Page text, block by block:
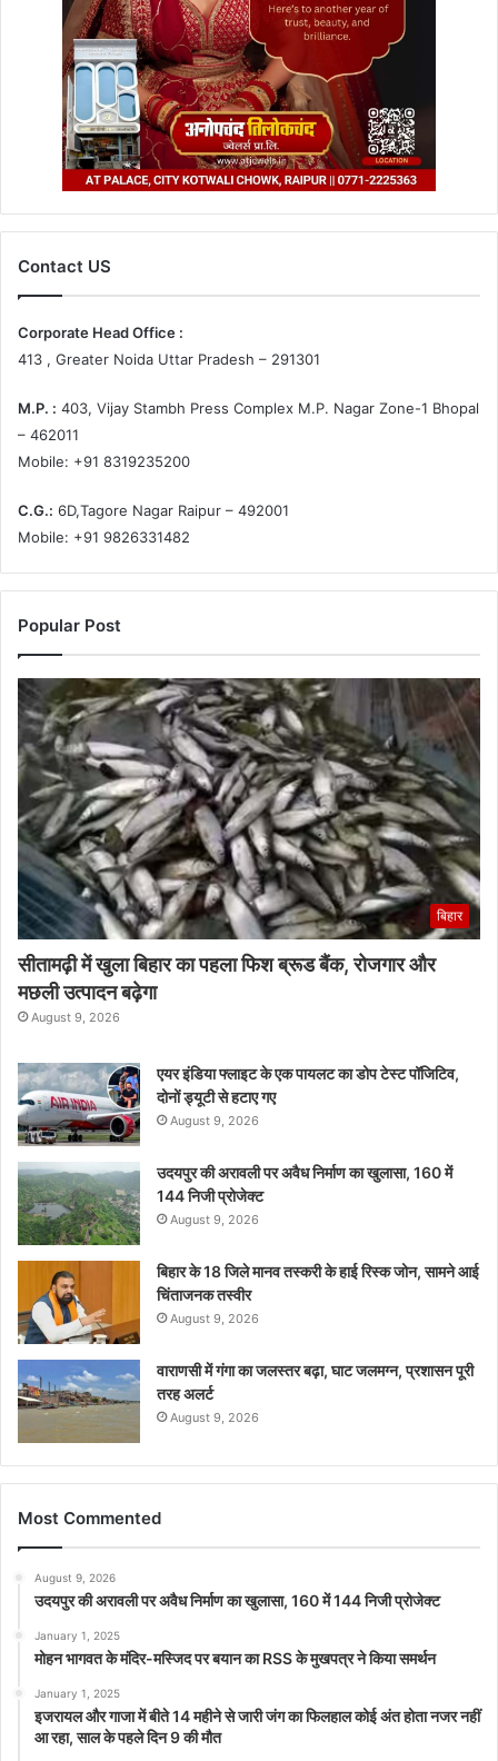
Contact US
Corporate Head Office :
413 , Greater Noida Uttar Pradesh – 291301
M.P. : 403, Vijay Stambh Press Complex M.P. Nagar Zone-1 Bhopal
– 462011
Mobile: +91 8319235200
C.G.: 6D,Tagore Nagar Raipur – 492001
Mobile: +91 9826331482
Popular Post
बिहार
सीतामढ़ी में खुला बिहार का पहला फिश ब्रूड बैंक, रोजगार और
मछली उत्पादन बढ़ेगा
August 9, 2026
एयर इंडिया फ्लाइट के एक पायलट का डोप टेस्ट पॉजिटिव,
दोनों ड्यूटी से हटाए गए
August 9, 2026
उदयपुर की अरावली पर अवैध निर्माण का खुलासा, 160 में
144 निजी प्रोजेक्ट
August 9, 2026
बिहार के 18 जिले मानव तस्करी के हाई रिस्क जोन, सामने आई
चिंताजनक तस्वीर
August 9, 2026
वाराणसी में गंगा का जलस्तर बढ़ा, घाट जलमग्न, प्रशासन पूरी
तरह अलर्ट
August 9, 2026
Most Commented
August 9, 2026
उदयपुर की अरावली पर अवैध निर्माण का खुलासा, 160 में 144 निजी प्रोजेक्ट
January 1, 2025
मोहन भागवत के मंदिर-मस्जिद पर बयान का RSS के मुखपत्र ने किया समर्थन
January 1, 2025
इजरायल और गाजा में बीते 14 महीने से जारी जंग का फिलहाल कोई अंत होता नजर नहीं
आ रहा, साल के पहले दिन 9 की मौत